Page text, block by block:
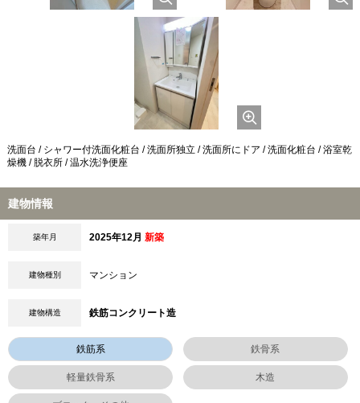
洗面台 / シャワー付洗面化粧台 / 洗面所独立 / 洗面所にドア / 洗面化粧台 / 浴室乾
燥機 / 脱衣所 / 温水洗浄便座
建物情報
築年月 2025年12月 新築
建物種別 マンション
建物構造 鉄筋コンクリート造
鉄筋系 鉄骨系
軽量鉄骨系 木造